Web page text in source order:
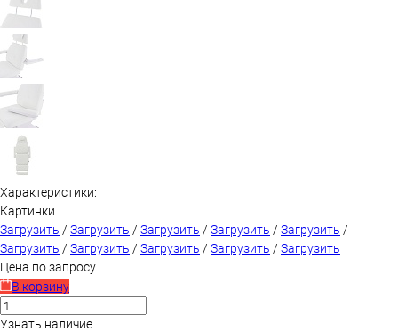
Характеристики:
Картинки
Загрузить / Загрузить / Загрузить / Загрузить / Загрузить /
Загрузить / Загрузить / Загрузить / Загрузить / Загрузить
Цена по запросу
В корзину
Узнать наличие